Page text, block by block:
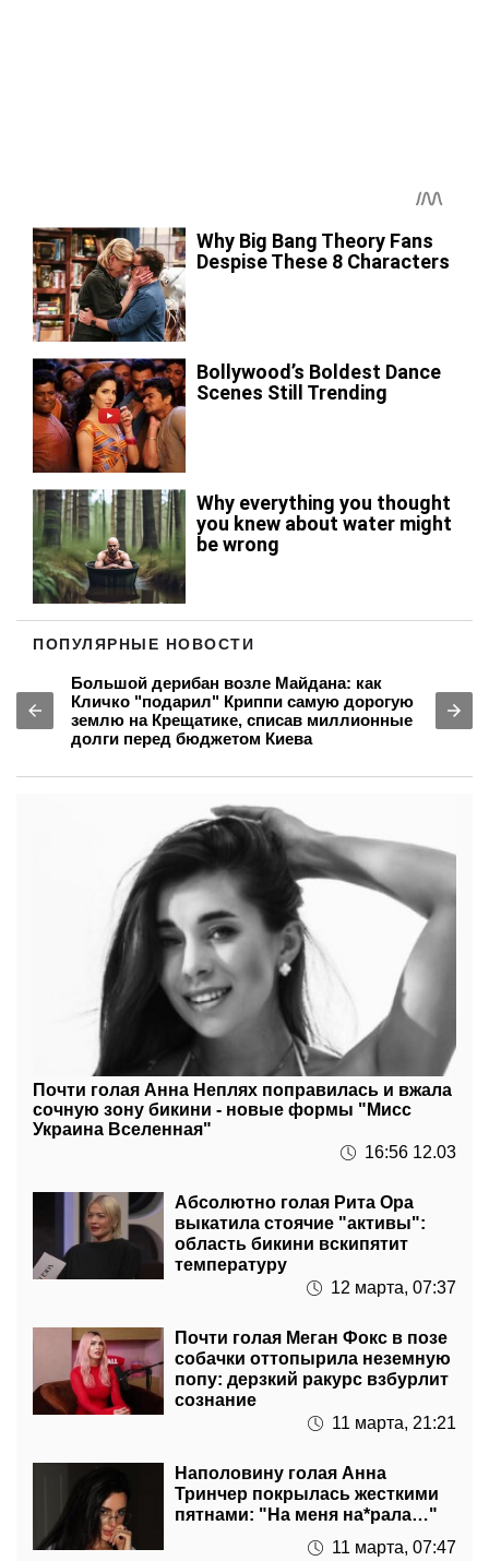
ПОПУЛЯРНЫЕ НОВОСТИ
Миллиардный штраф и «бегство» в тень:
как владелец FAVBET Андрей Матюха
бросил вызов государству после
аннулирования лицензии
Почти голая Анна Неплях поправилась и вжала
сочную зону бикини - новые формы "Мисс
Украина Вселенная"
16:56 12.03
Абсолютно голая Рита Ора
выкатила стоячие "активы":
область бикини вскипятит
температуру
12 марта, 07:37
Почти голая Меган Фокс в позе
собачки оттопырила неземную
попу: дерзкий ракурс взбурлит
сознание
11 марта, 21:21
Наполовину голая Анна
Тринчер покрылась жесткими
пятнами: "На меня на*рала…"
11 марта, 07:47